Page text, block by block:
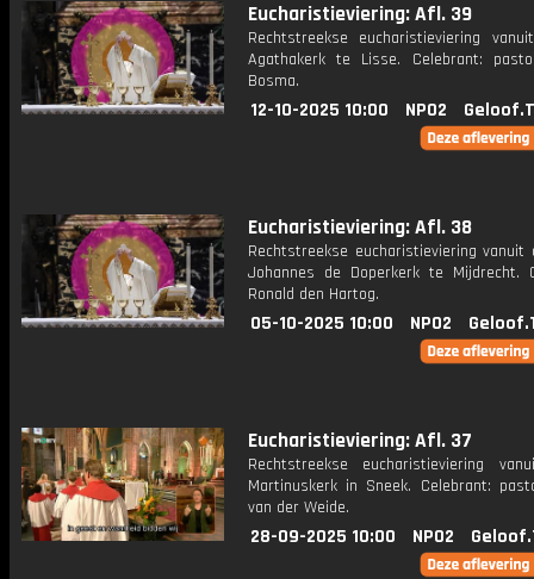
Eucharistieviering: Afl. 39
Rechtstreekse eucharistieviering
Agathakerk te Lisse. Celebrant:
Bosma.
12-10-2025 10:00 NPO2
Eucharistieviering: Afl. 38
Rechtstreekse eucharistieviering vanuit
Johannes de Doperkerk te Mijdrecht.
Ronald den Hartog.
05-10-2025 10:00 NPO2
Eucharistieviering: Afl. 37
Rechtstreekse eucharistieviering
Martinuskerk in Sneek. Celebrant:
van der Weide.
28-09-2025 10:00 NPO2